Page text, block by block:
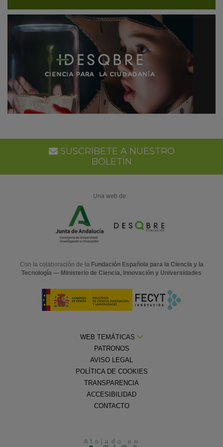
SUSCRÍBETE A NUESTRO
BOLETÍN
Una web de:
Con la colaboración de la Fundación Española para la Ciencia y la
Tecnología — Ministerio de Ciencia, Innovación y Universidades
WEB TEMÁTICAS
PATRONOS
AVISO LEGAL
POLÍTICA DE COOKIES
TRANSPARENCIA
ACCESIBILIDAD
CONTACTO